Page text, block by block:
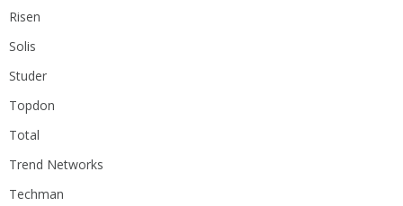
Risen
Solis
Studer
Topdon
Total
Trend Networks
Techman